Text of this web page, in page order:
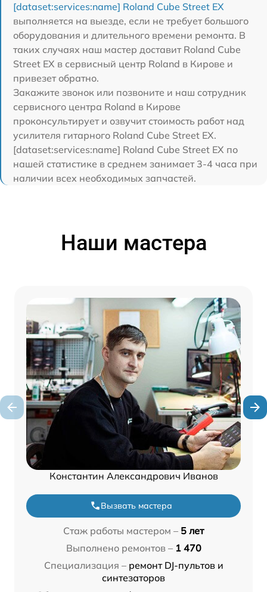
[dataset:services:name] Roland Cube Street EX
выполняется на выезде, если не требует большого
оборудования и длительного времени ремонта. В
таких случаях наш мастер доставит Roland Cube
Street EX в сервисный центр Roland в Кирове и
привезет обратно.
Закажите звонок или позвоните и наш сотрудник
сервисного центра Roland в Кирове
проконсультирует и озвучит стоимость работ над
усилителя гитарного Roland Cube Street EX.
[dataset:services:name] Roland Cube Street EX по
нашей статистике в среднем занимает 3-4 часа при
наличии всех необходимых запчастей.
Наши мастера
Константин Александрович Иванов
Вызвать мастера
Стаж работы мастером – 5 лет
Выполнено ремонтов – 1 470
Специализация – ремонт DJ-пультов и
синтезаторов